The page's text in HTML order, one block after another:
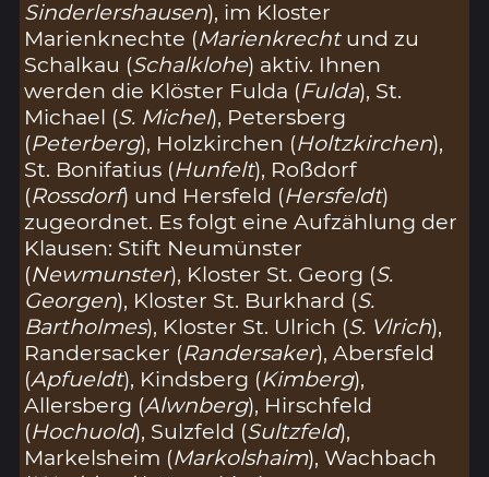
Sinderlershausen), im Kloster
Marienknechte (Marienkrechtund zu
Schalkau (Schalklohe) aktiv. Ihnen
werden die Klöster Fulda (Fulda), St.
Michael (S. Michel), Petersberg
(Peterberg), Holzkirchen (Holtzkirchen),
St. Bonifatius (Hunfelt), Roßdorf
(Rossdorf) und Hersfeld (Hersfeldt)
zugeordnet. Es folgt eine Aufzählung der
Klausen: Stift Neumünster
(Newmunster), Kloster St. Georg (S.
Georgen), Kloster St. Burkhard (S.
Bartholmes), Kloster St. Ulrich (S. Vlrich),
Randersacker (Randersaker), Abersfeld
(Apfueldt), Kindsberg (Kimberg),
Allersberg (Alwnberg), Hirschfeld
(Hochuold), Sulzfeld (Sultzfeld),
Markelsheim (Markolshaim), Wachbach